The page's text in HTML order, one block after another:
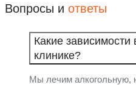
Вопросы и ответы
Какие
клинике?
Мы лечим алкогольную,